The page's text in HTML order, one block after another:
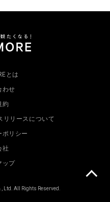
とは
わせ
約
リリースについて
ポリシー
社
ップ
Ltd. All Rights Reserved.